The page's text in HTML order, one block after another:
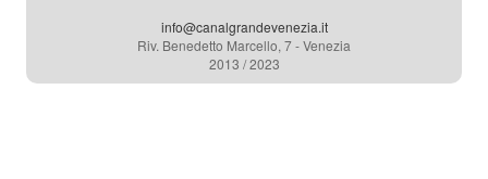
info@canalgrandevenezia.it
Riv. Benedetto Marcello, 7 - Venezia
2013 / 2023